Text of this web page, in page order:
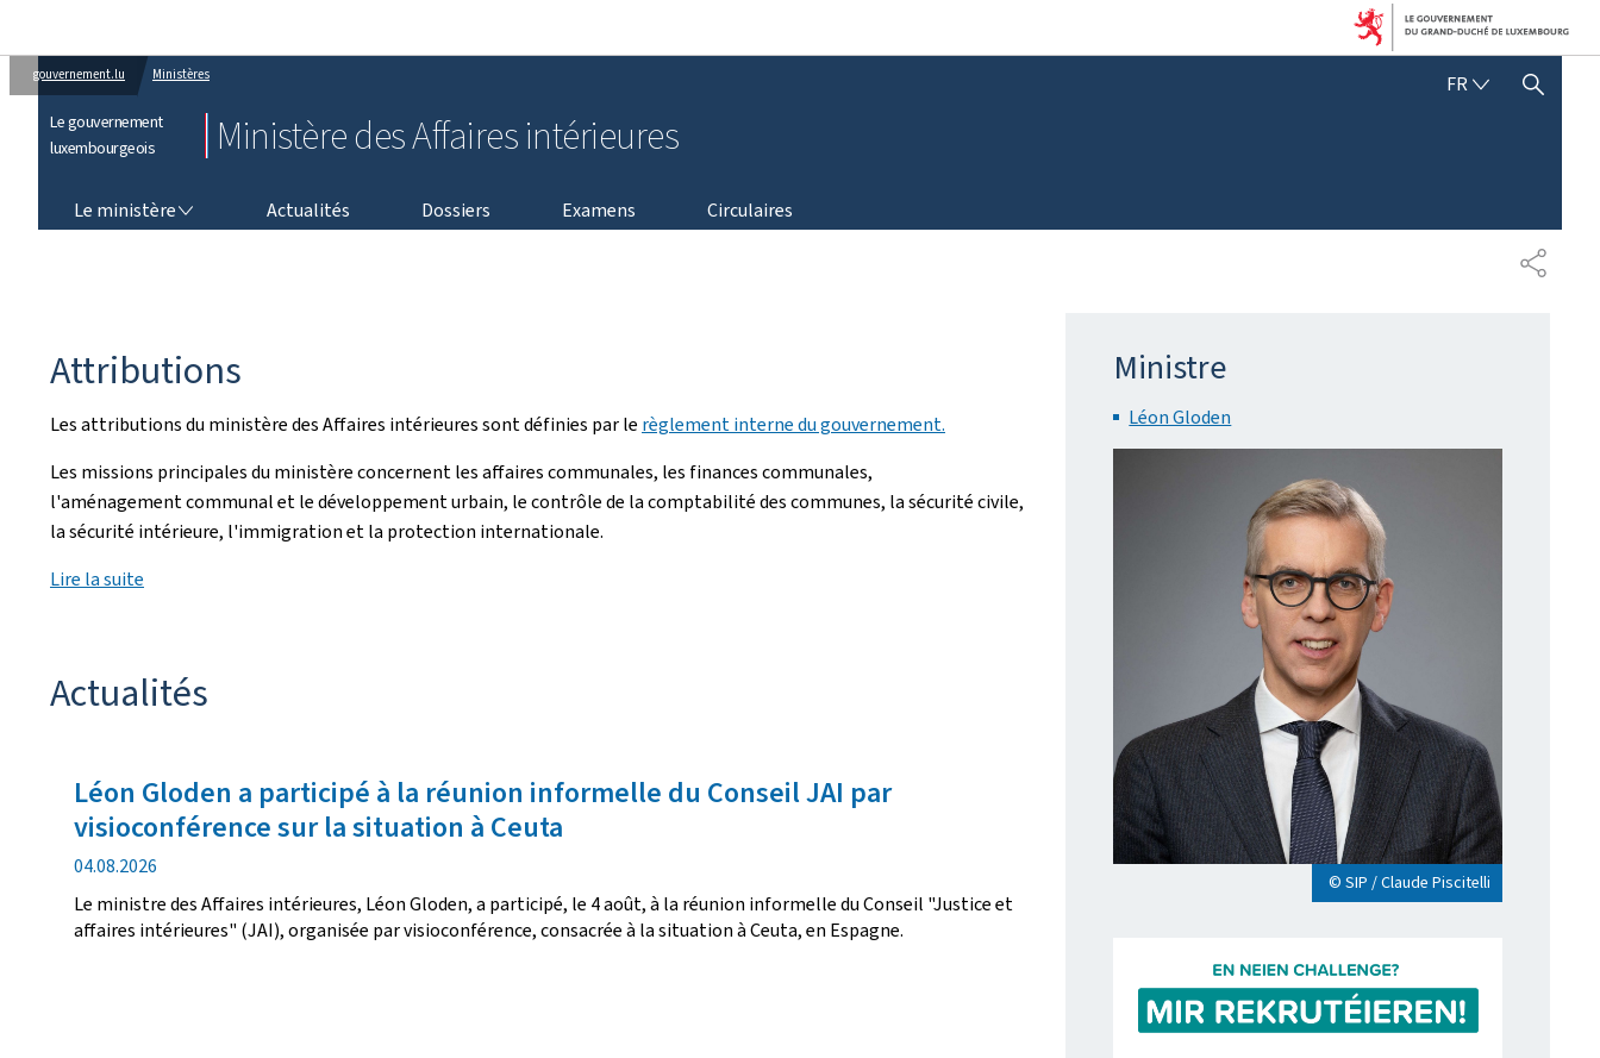
gouvernement.lu Ministères
Le gouvernement
luxembourgeois
Ministère des Affaires intérieures
FRFRANÇAIS
AFFICHER / MASQUER
Le ministère Actualités Dossiers Examens
Circulaires
Attributions
Les attributions du ministère des Affaires intérieures sont définies par le règlement interne du gouvernement.
Les missions principales du ministère concernent les affaires communales, les finances communales,
l'aménagement communal et le développement urbain, le contrôle de la comptabilité des communes, la sécurité civile,
la sécurité intérieure, l'immigration et la protection internationale.
Lire la suite
Actualités
Léon Gloden a participé à la réunion informelle du Conseil JAI par
visioconférence sur la situation à Ceuta
date
de
publication
04.08.2026
Le ministre des Affaires intérieures, Léon Gloden, a participé, le 4 août, à la réunion informelle du Conseil "Justice et
affaires intérieures" (JAI), organisée par visioconférence, consacrée à la situation à Ceuta, en Espagne.
Ministre
Léon Gloden
© SIP / Claude Piscitelli